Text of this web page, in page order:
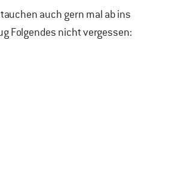
auch gern mal ab ins
Folgendes nicht vergessen: